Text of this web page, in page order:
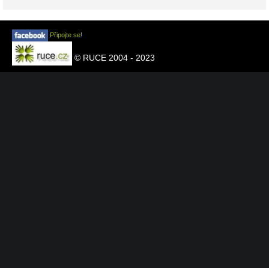
Připojte se!
© RUCE 2004 - 2023